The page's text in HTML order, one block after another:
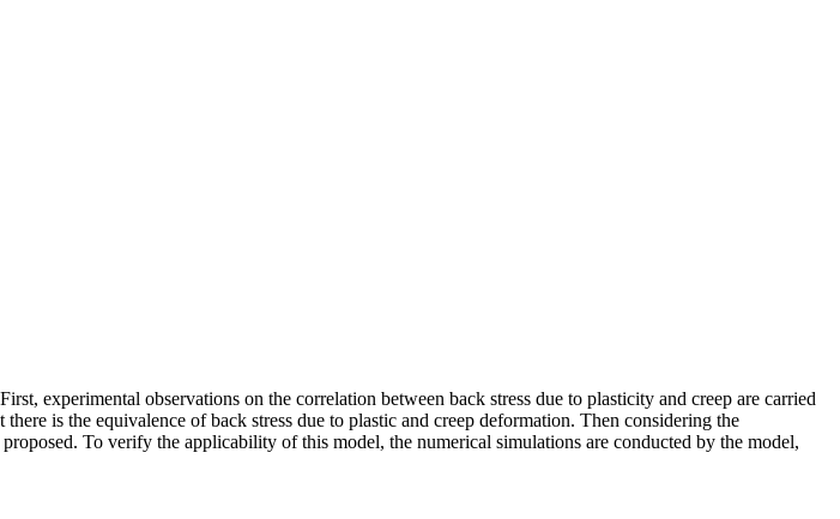
experimental observations on the correlation between back stress due to plasticity and creep are carried
is the equivalence of back stress due to plastic and creep deformation. Then considering the
To verify the applicability of this model, the numerical simulations are conducted by the model,